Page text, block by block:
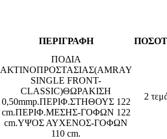
ΠΕΡΙΓΡΑΦΗ
ΠΟΔΙΑ
ΑΚΤΙΝΟΠΡΟΣΤΑΣΙΑΣ(AMRAY
SINGLE FRONT-
CLASSIC)ΘΩΡΑΚΙΣΗ
0,50mmp.ΠΕΡΙΦ.ΣΤΗΘΟΥΣ 122
cm.ΠΕΡΙΦ.ΜΕΣΗΣ-ΓΟΦΩΝ 122
cm.ΥΨΟΣ ΑΥΧΕΝΟΣ-ΓΟΦΩΝ
110 cm.
2